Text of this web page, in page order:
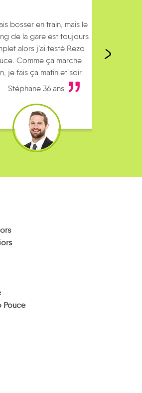
bosser en train, mais le
de la gare est toujours
alors j’ai testé Rezo
Comme ça marche
je fais ça matin et soir.
Stéphane 36 ans
Pouce